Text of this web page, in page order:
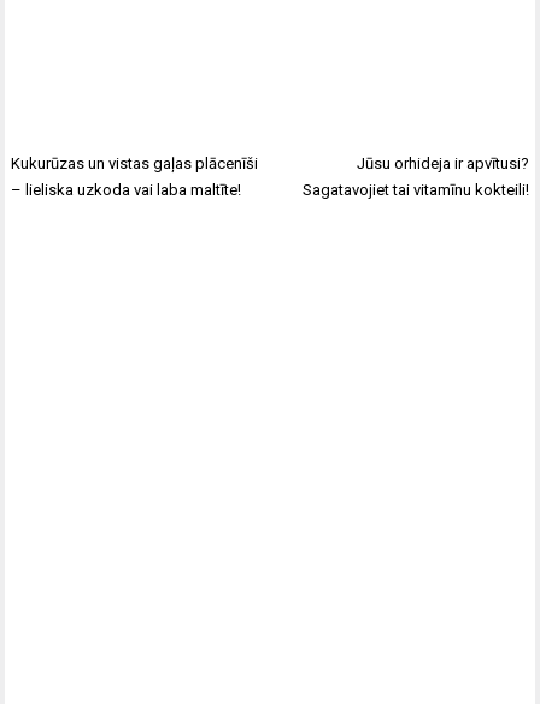
Kukurūzas un vistas gaļas plācenīši
– lieliska uzkoda vai laba maltīte!
Jūsu orhideja ir apvītusi?
Sagatavojiet tai vitamīnu kokteili!